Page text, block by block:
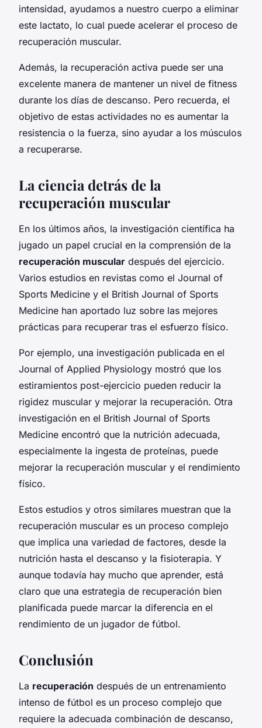
intensidad, ayudamos a nuestro cuerpo a eliminar
este lactato, lo cual puede acelerar el proceso de
recuperación muscular.
Además, la recuperación activa puede ser una
excelente manera de mantener un nivel de fitness
durante los días de descanso. Pero recuerda, el
objetivo de estas actividades no es aumentar la
resistencia o la fuerza, sino ayudar a los músculos
a recuperarse.
La ciencia detrás de la
recuperación muscular
En los últimos años, la investigación científica ha
jugado un papel crucial en la comprensión de la
recuperación muscular después del ejercicio.
Varios estudios en revistas como el Journal of
Sports Medicine y el British Journal of Sports
Medicine han aportado luz sobre las mejores
prácticas para recuperar tras el esfuerzo físico.
Por ejemplo, una investigación publicada en el
Journal of Applied Physiology mostró que los
estiramientos post-ejercicio pueden reducir la
rigidez muscular y mejorar la recuperación. Otra
investigación en el British Journal of Sports
Medicine encontró que la nutrición adecuada,
especialmente la ingesta de proteínas, puede
mejorar la recuperación muscular y el rendimiento
físico.
Estos estudios y otros similares muestran que la
recuperación muscular es un proceso complejo
que implica una variedad de factores, desde la
nutrición hasta el descanso y la fisioterapia. Y
aunque todavía hay mucho que aprender, está
claro que una estrategia de recuperación bien
planificada puede marcar la diferencia en el
rendimiento de un jugador de fútbol.
Conclusión
La recuperación después de un entrenamiento
intenso de fútbol es un proceso complejo que
requiere la adecuada combinación de descanso,